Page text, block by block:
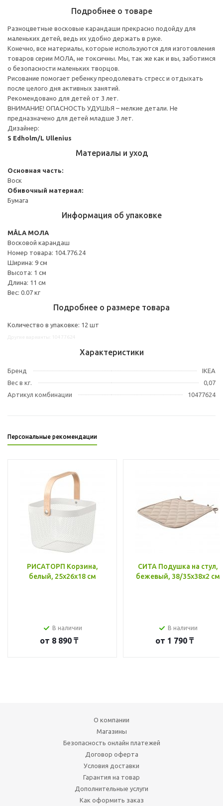
Подробнее о товаре
Разноцветные восковые карандаши прекрасно подойду для
маленьких детей, ведь их удобно держать в руке.
Конечно, все материалы, которые используются для изготовления
товаров серии МОЛА, не токсичны. Мы, так же как и вы, заботимся
о безопасности маленьких творцов.
Рисование помогает ребенку преодолевать стресс и отдыхать
после целого дня активных занятий.
Рекомендовано для детей от 3 лет.
ВНИМАНИЕ! ОПАСНОСТЬ УДУШЬЯ – мелкие детали. Не
предназначено для детей младше 3 лет.
Дизайнер:
S Edholm/L Ullenius
Материалы и уход
Основная часть:
Воск
Обивочный материал:
Бумага
Информация об упаковке
MÅLA МОЛА
Восковой карандаш
Номер товара: 104.776.24
Ширина: 9 см
Высота: 1 см
Длина: 11 см
Вес: 0.07 кг
Подробнее о размере товара
Количество в упаковке: 12 шт
Характеристики
Бренд
IKEA
Вес в кг.
0,07
Артикул комбинации
10477624
Персональные рекомендации
РИСАТОРП Корзина,
белый, 25x26x18 см
В наличии
от 8 890 ₸
СИТА Подушка на стул,
бежевый, 38/35x38x2 см
В наличии
от 1 790 ₸
О компании
Магазины
Безопасность онлайн платежей
Договор оферта
Условия доставки
Гарантия на товар
Дополнительные услуги
Как оформить заказ